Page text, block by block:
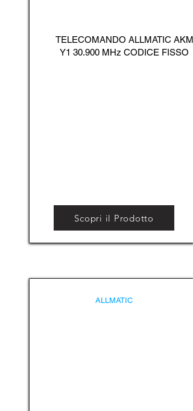
TELECOMANDO ALLMATIC AKM
Y1 30.900 MHz CODICE FISSO
Scopri il Prodotto
ALLMATIC